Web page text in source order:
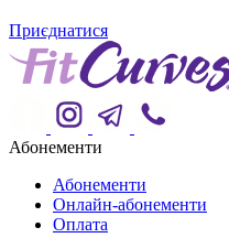
Приєднатися
Абонементи
Абонементи
Онлайн-абонементи
Оплата